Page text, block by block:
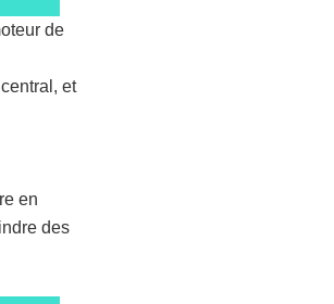
de
et
en
des